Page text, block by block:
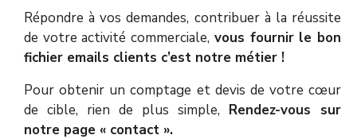
Répondre à vos demandes, contribuer à la réussite
de votre activité commerciale, vous fournir le bon
fichier emails clients c’est notre métier !
Pour obtenir un comptage et devis de votre cœur
de cible, rien de plus simple, Rendez-vous sur
notre page « contact ».